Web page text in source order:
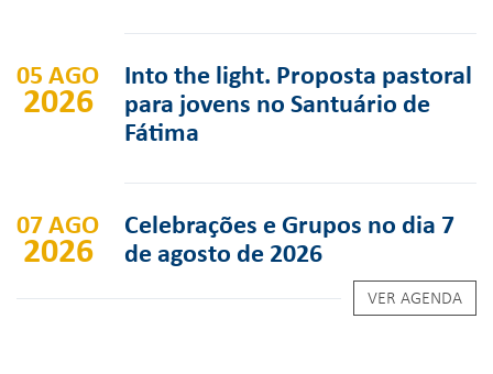
05 AGO
2026
Into the light. Proposta pastoral
para jovens no Santuário de
Fátima
07 AGO
2026
Celebrações e Grupos no dia 7
de agosto de 2026
VER AGENDA